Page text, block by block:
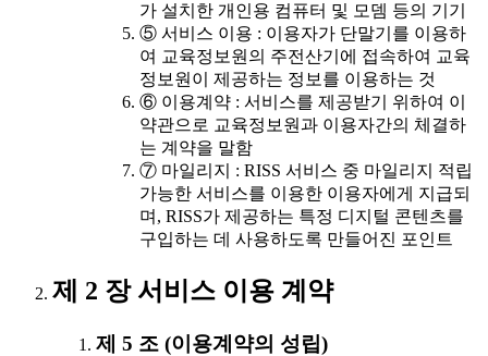
가 설치한 개인용 컴퓨터 및 모뎀 등의 기기
⑤ 서비스 이용 : 이용자가 단말기를 이용하
여 교육정보원의 주전산기에 접속하여 교육
정보원이 제공하는 정보를 이용하는 것
⑥ 이용계약 : 서비스를 제공받기 위하여 이
약관으로 교육정보원과 이용자간의 체결하
는 계약을 말함
⑦ 마일리지 : RISS 서비스 중 마일리지 적립
가능한 서비스를 이용한 이용자에게 지급되
며, RISS가 제공하는 특정 디지털 콘텐츠를
구입하는 데 사용하도록 만들어진 포인트
제 2 장 서비스 이용 계약
제 5 조 (이용계약의 성립)